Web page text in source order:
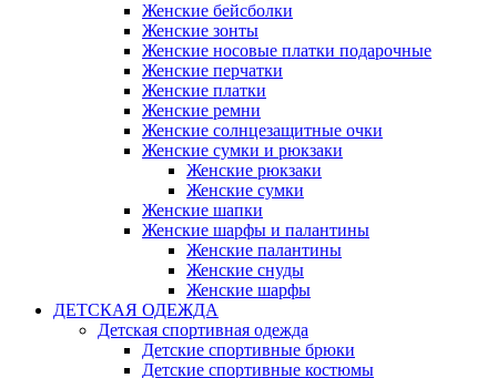
Женские бейсболки
Женские зонты
Женские носовые платки подарочные
Женские перчатки
Женские платки
Женские ремни
Женские солнцезащитные очки
Женские сумки и рюкзаки
Женские рюкзаки
Женские сумки
Женские шапки
Женские шарфы и палантины
Женские палантины
Женские снуды
Женские шарфы
ДЕТСКАЯ ОДЕЖДА
Детская спортивная одежда
Детские спортивные брюки
Детские спортивные костюмы